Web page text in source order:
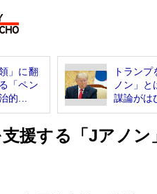
」に翻
「ペン
的...
トラン
ノン」
謀論がは
援する「Jアノ